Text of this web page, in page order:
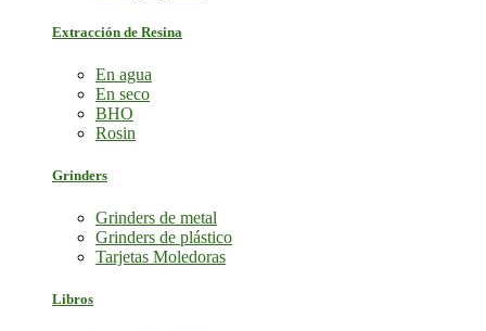
Extracción de Resina
En agua
En seco
BHO
Rosin
Grinders
Grinders de metal
Grinders de plástico
Tarjetas Moledoras
Libros